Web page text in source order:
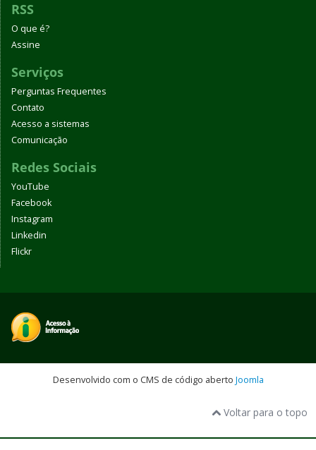
RSS
O que é?
Assine
Serviços
Perguntas Frequentes
Contato
Acesso a sistemas
Comunicação
Redes Sociais
YouTube
Facebook
Instagram
Linkedin
Flickr
Desenvolvido com o CMS de código aberto Joomla
Voltar para o topo